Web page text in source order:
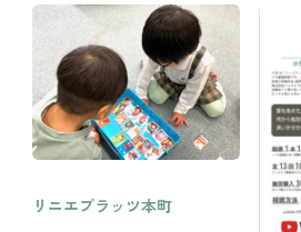
リニエプラッツ本町